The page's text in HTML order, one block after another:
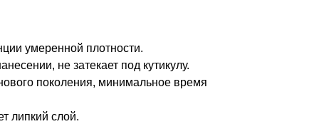
умеренной плотности.
не затекает под кутикулу.
поколения, минимальное время
липкий слой.